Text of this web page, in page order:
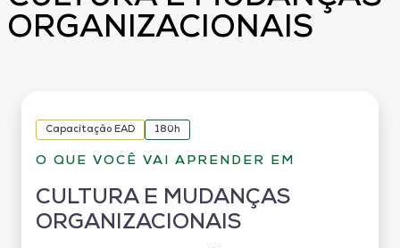
ORGANIZACIONAIS
Capacitação EAD 180h
O QUE VOCÊ VAI APRENDER EM
CULTURA E MUDANÇAS
ORGANIZACIONAIS